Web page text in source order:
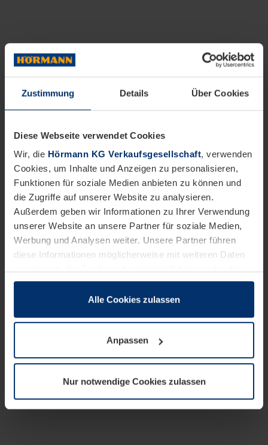
Zustimmung Details Über Cookies
Diese Webseite verwendet Cookies
Wir, die Hörmann KG Verkaufsgesellschaft, verwenden
Cookies, um Inhalte und Anzeigen zu personalisieren,
Funktionen für soziale Medien anbieten zu können und
die Zugriffe auf unserer Website zu analysieren.
Außerdem geben wir Informationen zu Ihrer Verwendung
unserer Website an unsere Partner für soziale Medien,
Werbung und Analysen weiter. Unsere Partner führen
diese Informationen möglicherweise mit weiteren Daten
sie im Rahmen Ihrer Nutzung der Dienste gesammelt
wenn diese für den Betrieb dieser Seite unbedingt
notwendig sind. Für alle anderen Cookie-Typen benötigen
wir Ihre Erlaubnis. Ihre Einwilligung können Sie jederzeit
Datenschutzerklärungunserer Website ändern oder
widerrufen.
Alle Cookies zulassen
Anpassen
Nur notwendige Cookies zulassen